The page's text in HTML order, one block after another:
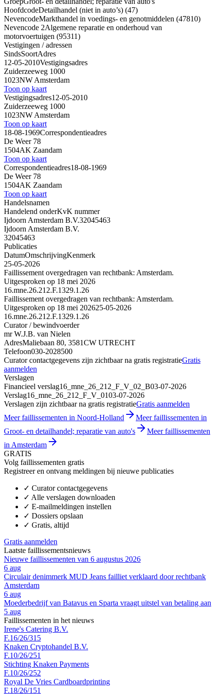
HoofdcodeDetailhandel (niet in auto’s) (47)
NevencodeMarkthandel in voedings- en genotmiddelen (47810)
Nevencode 2Algemene reparatie en onderhoud van
motorvoertuigen (95311)
Vestigingen / adressen
SindsSoortAdres
12-05-2010Vestigingsadres
Zuiderzeeweg 1000
1023NW Amsterdam
Toon op kaart
Vestigingsadres12-05-2010
Zuiderzeeweg 1000
1023NW Amsterdam
Toon op kaart
18-08-1969Correspondentieadres
De Weer 78
1504AK Zaandam
Toon op kaart
Correspondentieadres18-08-1969
De Weer 78
1504AK Zaandam
Toon op kaart
Handelsnamen
Handelend onderKvK nummer
Ijdoorn Amsterdam B.V.32045463
Ijdoorn Amsterdam B.V.
32045463
Publicaties
DatumOmschrijvingKenmerk
25-05-2026
Faillissement overgedragen van rechtbank: Amsterdam.
Uitgesproken op 18 mei 2026
16.mne.26.212.F.1329.1.26
Faillissement overgedragen van rechtbank: Amsterdam.
Uitgesproken op 18 mei 202625-05-2026
16.mne.26.212.F.1329.1.26
Curator / bewindvoerder
mr W.J.B. van Nielen
AdresMaliebaan 80, 3581CW UTRECHT
Telefoon030-2028500
Curator contactgegevens zijn zichtbaar na gratis registratieGratis
aanmelden
Verslagen
Financieel verslag16_mne_26_212_F_V_02_B03-07-2026
Verslag16_mne_26_212_F_V_0103-07-2026
Verslagen zijn zichtbaar na gratis registratieGratis aanmelden
Meer faillissementen in Noord-Holland
Meer faillissementen in
Groot- en detailhandel; reparatie van auto's
Meer faillissementen
in Amsterdam
GRATIS
Volg faillissementen gratis
Registreer en ontvang meldingen bij nieuwe publicaties
✓ Curator contactgegevens
✓ Alle verslagen downloaden
✓ E-mailmeldingen instellen
✓ Dossiers opslaan
✓ Gratis, altijd
Gratis aanmelden
Laatste faillissementsnieuws
Nieuwe faillissementen van 6 augustus 2026
6 aug
Circulair denimmerk MUD Jeans failliet verklaard door rechtbank
Amsterdam
6 aug
Moederbedrijf van Batavus en Sparta vraagt uitstel van betaling aan
5 aug
Faillissementen in het nieuws
Irene's Catering B.V.
F.16/26/315
Knaken Cryptohandel B.V.
F.10/26/251
Stichting Knaken Payments
F.10/26/252
Royal De Vries Cardboardprinting
F.18/26/151